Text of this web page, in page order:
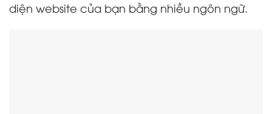
diện website của bạn bằng nhiều ngôn ngữ.